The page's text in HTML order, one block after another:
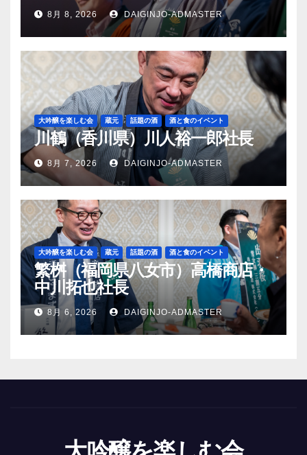
8月 8, 2026 DAIGINJO-ADMASTER
大吟醸を楽しむ会 蔵元 話題の酒 酒と食のイベント
川鶴（香川県）川人裕一郎社長
8月 7, 2026 DAIGINJO-ADMASTER
大吟醸を楽しむ会 蔵元 話題の酒 酒と食のイベント
繁桝（福岡県八女市）高橋商店・
中川拓也社長
8月 6, 2026 DAIGINJO-ADMASTER